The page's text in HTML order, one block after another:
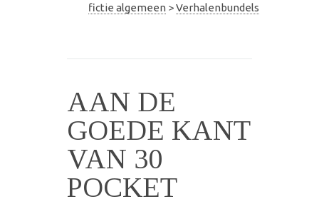
fictie algemeen >Verhalenbundels
AAN DE
GOEDE KANT
VAN 30
POCKET